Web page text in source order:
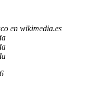
en wikimedia.es